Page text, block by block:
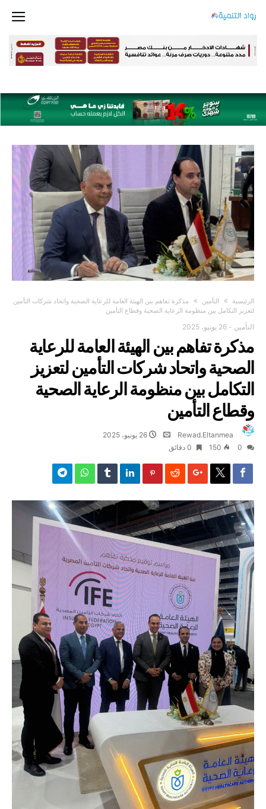
‫الرئيسية‬ التأمين
مذكرة تفاهم بين الهيئة العامة للرعاية الصحية واتحاد شركات التأمين
لتعزيز التكامل بين منظومة الرعاية الصحية وقطاع التأمين
التأمين - 26 يونيو، 2025
مذكرة تفاهم بين الهيئة العامة للرعاية
الصحية واتحاد شركات التأمين لتعزيز
التكامل بين منظومة الرعاية الصحية
وقطاع التأمين
Rewad.Eltanmea
26 يونيو، 2025
150 0 ‫دقائق‬